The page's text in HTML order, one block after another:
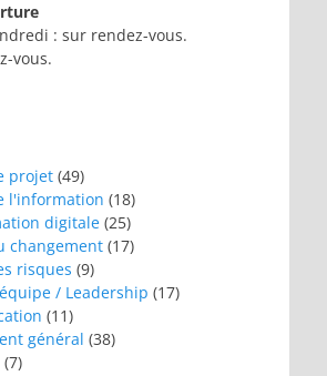
: sur rendez-vous.
vous.
projet (49)
l'information (18)
digitale (25)
changement (17)
risques (9)
/ Leadership (17)
(11)
général (38)
(7)